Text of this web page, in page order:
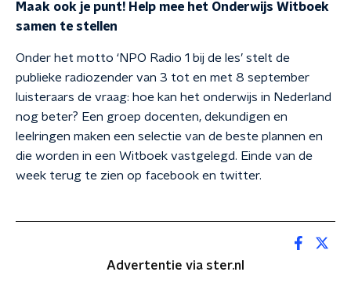
Maak ook je punt! Help mee het Onderwijs Witboek
samen te stellen
Onder het motto ‘NPO Radio 1 bij de les’ stelt de
publieke radiozender van 3 tot en met 8 september
luisteraars de vraag: hoe kan het onderwijs in Nederland
nog beter? Een groep docenten, dekundigen en
leelringen maken een selectie van de beste plannen en
die worden in een Witboek vastgelegd. Einde van de
week terug te zien op facebook en twitter.
Advertentie via ster.nl